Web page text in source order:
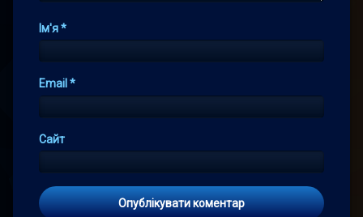
Ім'я*
Email *
Сайт